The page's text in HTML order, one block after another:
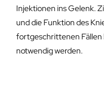
Injektionen ins Gelenk.
und die Funktion des
fortgeschrittenen
notwendig werden.